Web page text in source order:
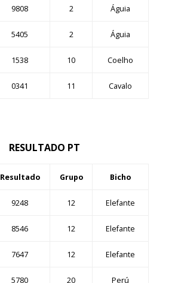
9808 2 Águia
5405 2 Águia
1538 10 Coelho
0341 11 Cavalo
RESULTADO PT
Resultado Grupo Bicho
9248 12 Elefante
8546 12 Elefante
7647 12 Elefante
5780 20 Perú